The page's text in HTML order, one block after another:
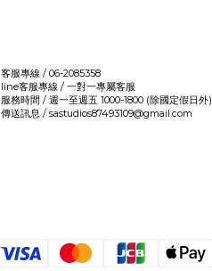
客服專線 / 06-2085358
line客服專線 / 一對一專屬客服
服務時間 / 週一至週五 1000-1800 (除國定假日外)
傳送訊息 / sastudios87493109@gmail.com